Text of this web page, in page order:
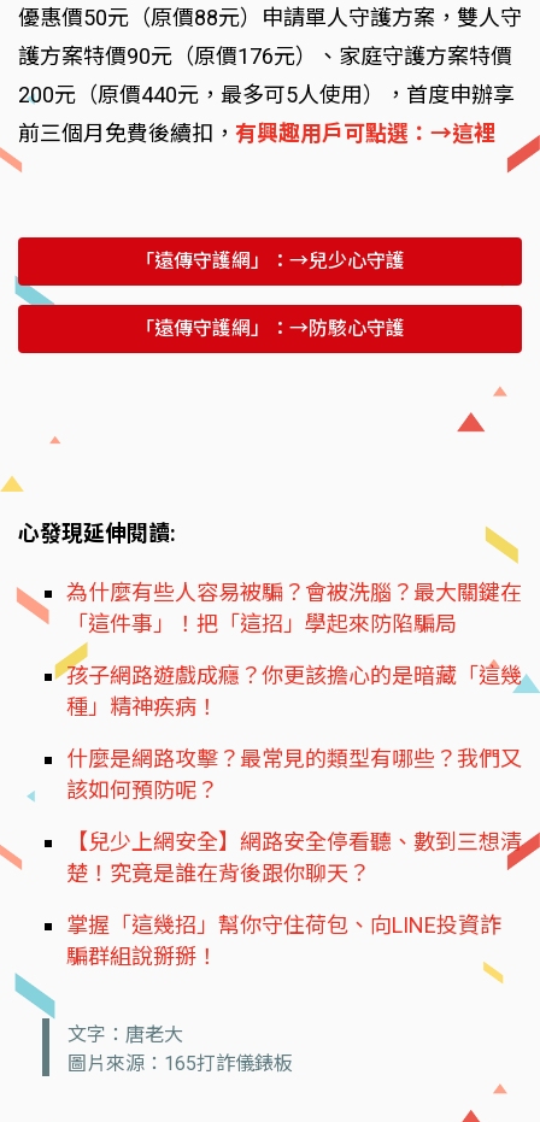
優惠價50元（原價88元）申請單人守護方案，雙人守
護方案特價90元（原價176元）、家庭守護方案特價
200元（原價440元，最多可5人使用），首度申辦享
前三個月免費後續扣， 有興趣用戶可點選：→這裡
「遠傳守護網」：→兒少心守護
「遠傳守護網」：→防駭心守護
心發現延伸閱讀:
為什麼有些人容易被騙？會被洗腦？最大關鍵在
「這件事」！把「這招」學起來防陷騙局
孩子網路遊戲成癮？你更該擔心的是暗藏「這幾
種」精神疾病！
什麼是網路攻擊？最常見的類型有哪些？我們又
該如何預防呢？
【兒少上網安全】網路安全停看聽、數到三想清
楚！究竟是誰在背後跟你聊天？
掌握「這幾招」幫你守住荷包、向LINE投資詐
騙群組說掰掰！
文字：唐老大
圖片來源：165打詐儀錶板